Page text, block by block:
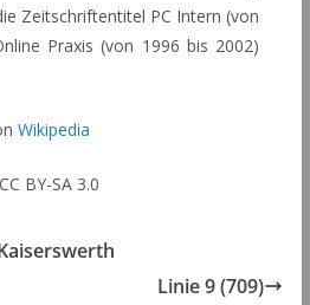
Zeitschriftentitel PC Intern (von
Praxis (von 1996 bis 2002)
Wikipedia
BY-SA 3.0
Linie 9 (709)